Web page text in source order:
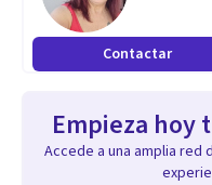
Contactar
Empieza hoy
Accede a una amplia red